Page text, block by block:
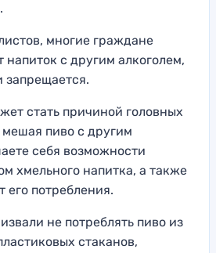
многие граждане
напиток с другим алкоголем,
запрещается.
стать причиной головных
пиво с другим
себя возможности
хмельного напитка, а также
его потребления.
не потреблять пиво из
стаканов,